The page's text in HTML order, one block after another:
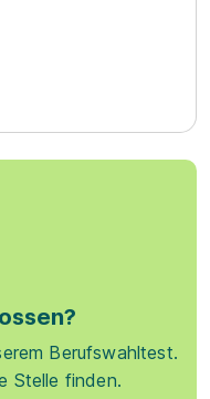
Berufswahltest.
Stelle finden.